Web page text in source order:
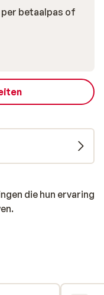
betaalpas of
die hun ervaring